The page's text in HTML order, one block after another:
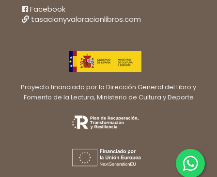
Facebook
tasacionyvaloracionlibros.com
Proyecto financiado por la Dirección General del Libro y
Fomento de la Lectura, Ministerio de Cultura y Deporte